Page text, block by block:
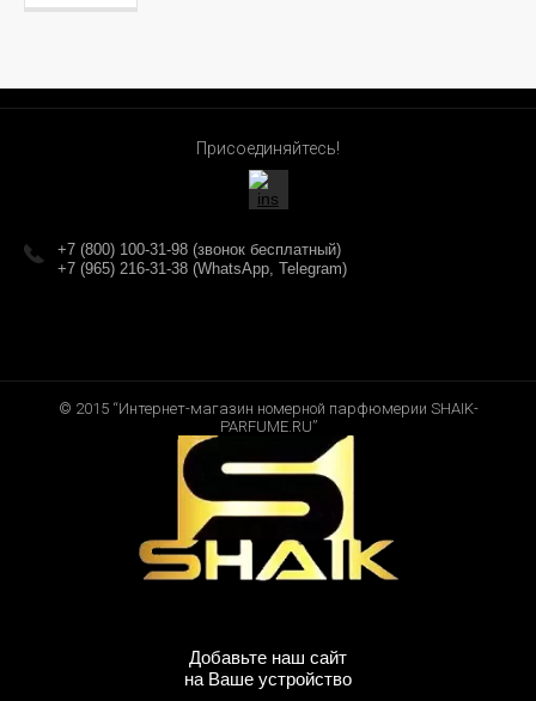
Присоединяйтесь!
+7 (800) 100-31-98 (звонок бесплатный)
+7 (965) 216-31-38 (WhatsApp, Telegram)
© 2015 “Интернет-магазин номерной парфюмерии SHAIK-
PARFUME.RU”
Добавьте наш сайт
на Ваше устройство